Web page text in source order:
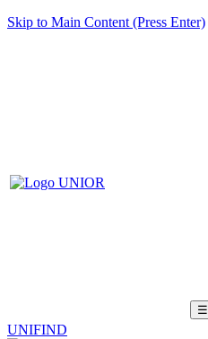
Skip to Main Content (Press Enter)
☰
UNIFIND